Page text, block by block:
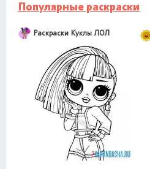
Популярные раскраски
Раскраски Куклы ЛОЛ